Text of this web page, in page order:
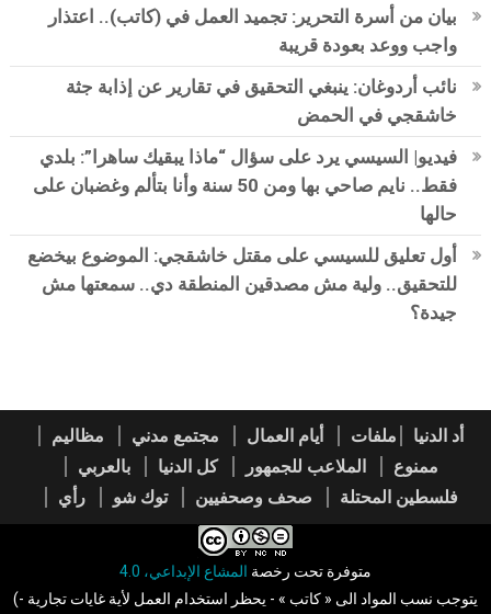
بيان من أسرة التحرير: تجميد العمل في (كاتب).. اعتذار
واجب ووعد بعودة قريبة
نائب أردوغان: ينبغي التحقيق في تقارير عن إذابة جثة
خاشقجي في الحمض
فيديو| السيسي يرد على سؤال “ماذا يبقيك ساهرا”: بلدي
فقط.. نايم صاحي بها ومن 50 سنة وأنا بتألم وغضبان على
حالها
أول تعليق للسيسي على مقتل خاشقجي: الموضوع بيخضع
للتحقيق.. ولية مش مصدقين المنطقة دي.. سمعتها مش
جيدة؟
أد الدنيا ملفات أيام العمال مجتمع مدني
مظاليم
ممنوع
الملاعب للجمهور كل الدنيا
بالعربي
فلسطين المحتلة
صحف وصحفيين توك شو رأي
متوفرة تحت رخصة المشاع الإبداعي، 4.0
(يتوجب نسب المواد الى « كاتب » - يحظر استخدام العمل لأية غايات تجارية -